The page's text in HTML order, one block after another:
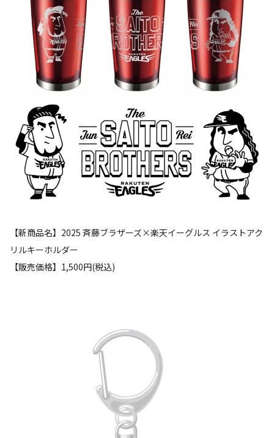
【新商品名】2025 斉藤ブラザーズ×楽天イーグルス イラストアク
リルキーホルダー
【販売価格】1,500円(税込)